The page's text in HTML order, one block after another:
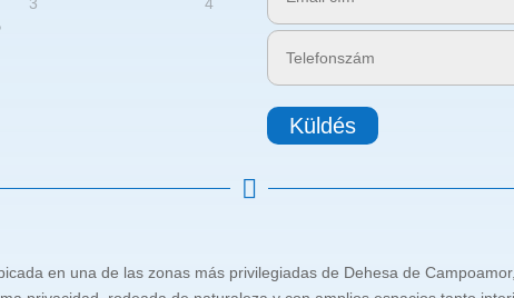
Küldés

en una de las zonas más privilegiadas de Dehesa de